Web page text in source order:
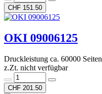
CHF 151.50
OKI 09006125
Druckleistung ca. 60000 Seiten
z.Zt. nicht verfügbar
CHF 201.50